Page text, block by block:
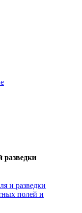
разведки
и разведки
полей и